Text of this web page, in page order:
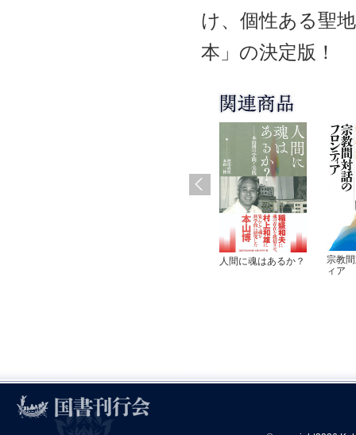
け、個性ある聖
本」の決定版！
人間に魂はあるか？
宗教
ィア